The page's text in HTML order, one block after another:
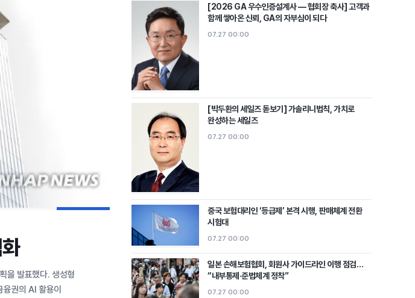
을 발표했다. 생성형
권의 AI 활용이
[2026 GA 우수인증설계사 — 협회장 축사] 고객과
함께 쌓아온 신뢰, GA의 자부심이 되다
07.27 00:00
[박두환의 세일즈 돋보기] 가솔리니법칙, 가치로
완성하는 세일즈
07.27 00:00
중국 보험대리인 ‘등급제’ 본격 시행, 판매체계 전환
시험대
07.27 00:00
일본 손해보험협회, 회원사 가이드라인 이행 점검…
“내부통제·준법체계 정착”
07.27 00:00